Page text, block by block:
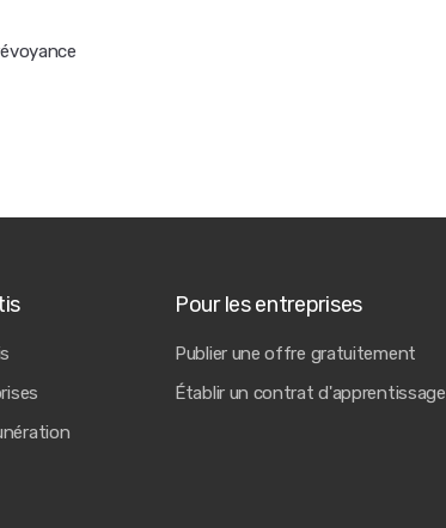
Pour les entreprises
Publier une offre gratuitement
Établir un contrat d'apprentissage